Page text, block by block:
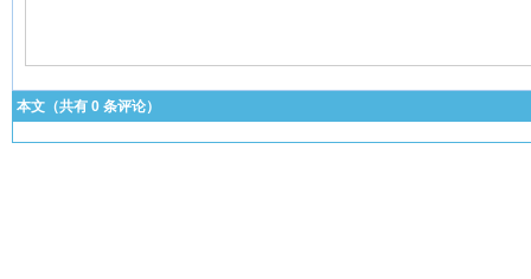
本文（共有 0 条评论）